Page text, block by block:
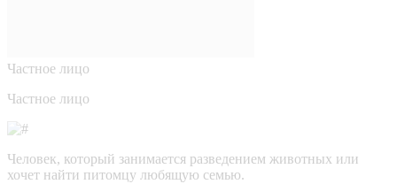
Частное лицо
Частное лицо
Человек, который занимается разведением животных или
хочет найти питомцу любящую семью.